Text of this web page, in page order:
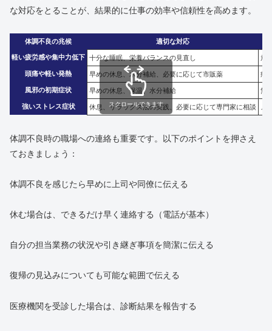
な対応をとることが、結果的に仕事の効率や信頼性を高めます。
体調不良の兆候 適切な対応
軽い疲労感や集中力低下 十分な睡眠、栄養バランスの見直し 放
頭痛や軽い発熱 早めの休息、水分補給、必要に応じて市販薬 症
風邪の初期症状 早めの休息、保温、水分補給 無
強いストレス症状 休息、リラックス法の実践、必要に応じて専門家に相談
スクロールできます
体調不良時の職場への連絡も重要です。以下のポイントを押さえ
ておきましょう：
体調不良を感じたら早めに上司や同僚に伝える
休む場合は、できるだけ早く連絡する（電話が基本）
自分の担当業務の状況や引き継ぎ事項を簡潔に伝える
復帰の見込みについても可能な範囲で伝える
医療機関を受診した場合は、診断結果を報告する